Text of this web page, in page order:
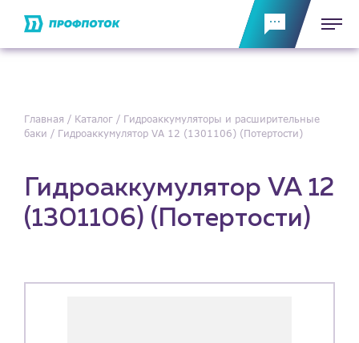
Главная Каталог
Гидроаккумуляторы и расширительные
баки
Гидроаккумулятор VA 12 (1301106) (Потертости)
Гидроаккумулятор VA 12
(1301106) (Потертости)